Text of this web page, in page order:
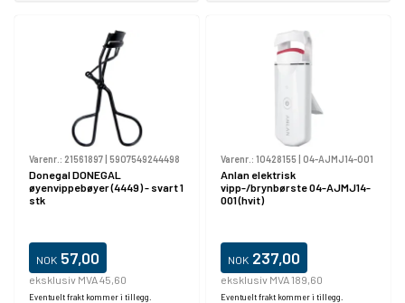
Varenr.: 21561897| 5907549244498
Donegal DONEGAL
øyenvippebøyer (4449) - svart 1
stk
NOK 57,00
eksklusiv MVA 45,60
Eventuelt frakt kommer i tillegg.
Varenr.: 10428155| 04-AJMJ14-001
Anlan elektrisk
vipp-/brynbørste 04-AJMJ14-
001 (hvit)
NOK 237,00
eksklusiv MVA 189,60
Eventuelt frakt kommer i tillegg.